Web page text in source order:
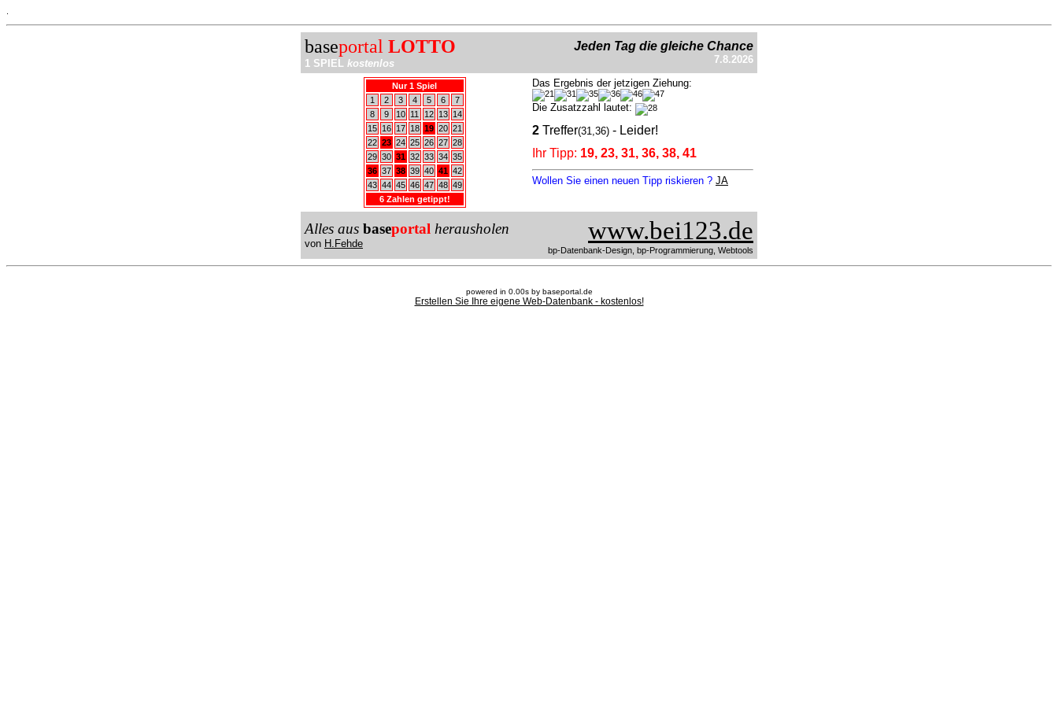
baseportal LOTTO
1 SPIEL kostenlos
Jeden Tag die gleiche Chance
7.8.2026
Nur 1 Spiel
1
2 3 4 5 6
7
8
9 10 11 12 13
14
15
16 17 18 19 20 21
22 23 24 25 26 27 28
29 30 31 32 33 34 35
36 37 38 39 40 41 42
43 44 45 46 47 48 49
6 Zahlen getippt!
Das Ergebnis der jetzigen Ziehung:
Die Zusatzzahl lautet:
2 Treffer(31,36) - Leider!
Ihr Tipp: 19, 23, 31, 36, 38, 41
Wollen Sie einen neuen Tipp riskieren ? JA
Alles aus baseportal herausholen
von H.Fehde www.bei123.de
bp-Datenbank-Design, bp-Programmierung, Webtools
powered in 0.00s by baseportal.de
Erstellen Sie Ihre eigene Web-Datenbank - kostenlos!